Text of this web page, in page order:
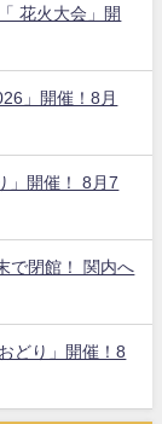
花火大会」開
」開催！8月
」開催！ 8月7
で閉館！ 関内へ
どり」開催！8